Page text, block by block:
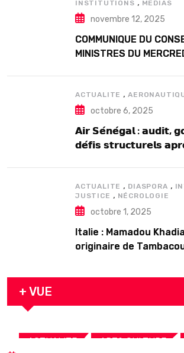
INSTITUTIONS MEDIAS
novembre 12, 2025
COMMUNIQUE DU
MINISTRES DU
ACTUALITE ,
octobre 6, 2025
𝗔𝗶𝗿 𝗦𝗲́𝗻𝗲́𝗴𝗮𝗹 : 𝗮𝘂𝗱𝗶𝘁,
𝗱𝗲́𝗳𝗶𝘀 𝘀𝘁𝗿𝘂𝗰𝘁𝘂𝗿𝗲𝗹𝘀
ACTUALITE , DIASPORA ,
JUSTICE , NÉCROLOGIE
octobre 1, 2025
Italie : Mamadou
originaire de
arrestation
+ VUE
ACTUALITE ART& CULTURE